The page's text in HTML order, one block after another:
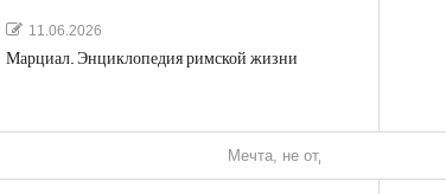
11.06.2026
Марциал. Энциклопедия римской жизни
Мечта, не отдавайся! «Шведская